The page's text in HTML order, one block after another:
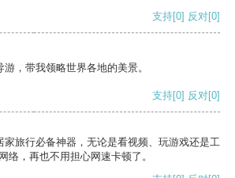
支持[0] 反对[0]
，带我领略世界各地的美景。
支持[0] 反对[0]
家旅行必备神器，无论是看视频、玩游戏还是工
络，再也不用担心网速卡顿了。